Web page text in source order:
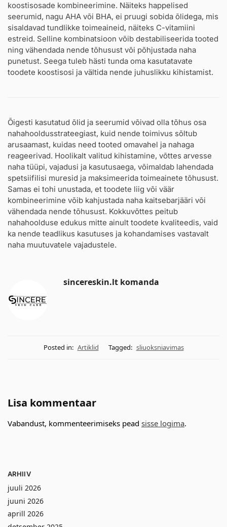
koostisosade kombineerimine. Näiteks happelised
seerumid, nagu AHA või BHA, ei pruugi sobida õlidega, mis
sisaldavad tundlikke toimeaineid, näiteks C-vitamiini
estreid. Selline kombinatsioon võib destabiliseerida tooted
ning vähendada nende tõhusust või põhjustada naha
punetust. Seega tuleb hästi tunda oma kasutatavate
toodete koostisosi ja vältida nende juhuslikku kihistamist.
Õigesti kasutatud õlid ja seerumid võivad olla tõhus osa
nahahooldusstrateegiast, kuid nende toimivus sõltub
arusaamast, kuidas need tooted omavahel ja nahaga
reageerivad. Hoolikalt valitud kihistamine, võttes arvesse
naha tüüpi, vajadusi ja kasutusaega, võimaldab lahendada
spetsiifilisi muresid ja maksimeerida toimeainete tõhusust.
Samas ei tohi unustada, et toodete liig või väär
kombineerimine võib kahjustada naha kaitsebarjääri või
vähendada nende tõhusust. Kokkuvõttes peitub
nahahoolduse edukus mitte ainult toodete kvaliteedis, vaid
ka nende teadlikus kasutuses ja kohandamises vastavalt
naha muutuvatele vajadustele.
sincereskin.lt komanda
Posted in: Artiklid Tagged: sliuoksniavimas
Lisa kommentaar
Vabandust, kommenteerimiseks pead sisse logima.
ARHIIV
juuli 2026
juuni 2026
aprill 2026